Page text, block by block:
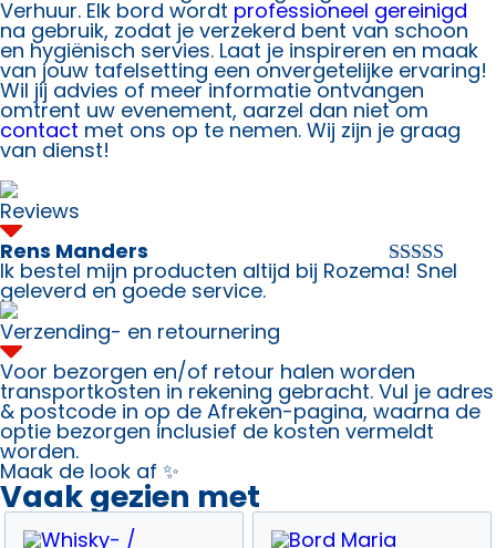
Verhuur. Elk bord wordt professioneel gereinigd
na gebruik, zodat je verzekerd bent van schoon
en hygiënisch servies. Laat je inspireren en maak
van jouw tafelsetting een onvergetelijke ervaring!
Wil jij advies of meer informatie ontvangen
omtrent uw evenement, aarzel dan niet om
contact met ons op te nemen. Wij zijn je graag
van dienst!
Reviews
Waardering
Rens Manders
Ik bestel mijn producten altijd bij Rozema! Snel
geleverd en goede service.
Verzending- en retournering
Voor bezorgen en/of retour halen worden
transportkosten in rekening gebracht. Vul je adres
& postcode in op de Afreken-pagina, waarna de
optie bezorgen inclusief de kosten vermeldt
worden.
Maak de look af ✨
Vaak gezien met